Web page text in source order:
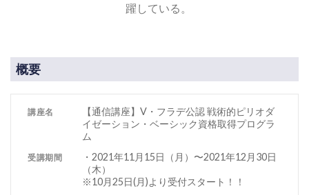
躍している。
概要
講座名
【通信講座】V・フラデ公認 戦術的ピリオダ
イゼーション・ベーシック資格取得プログラ
ム
受講期間
・2021年11月15日（月）〜2021年12月30日
（木）
※10月25日(月)より受付スタート！！